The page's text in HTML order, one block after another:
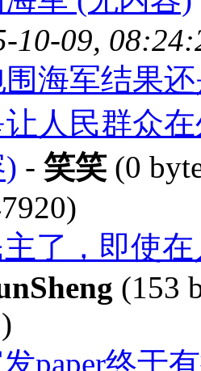
10-09,
海军结果
让人民群众
- 笑笑 (0
了，即使
(153
paper终于